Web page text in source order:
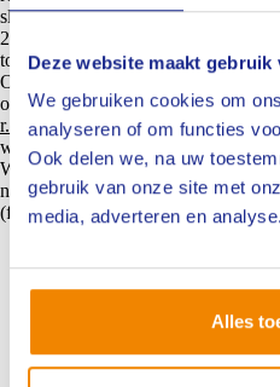
Deze website maakt gebruik
We gebruiken cookies om
analyseren of om functies
Ook delen we, na uw
gebruik van onze site met
media, adverteren en analyse.
Alles
slimmer droogbeheer. De ambitie
2027 gemeengoed is, met bredere
tot succes.
Ook meedoen aan wave 2? Neem
onze beleidsadviseur die ook in het
r.carlebur@nivre.nl . De
wacht niet te lang met aanmelden.
Wil je de eerder verschenen
nalezen? Klik danhier.
(fotografie: Ivar Pel)